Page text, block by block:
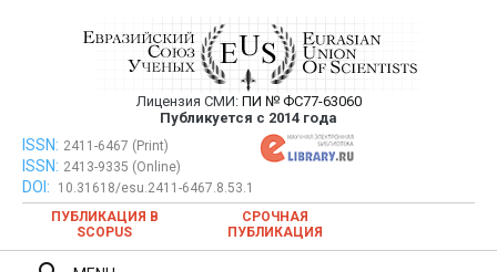
Евразийский Союз Ученых —
публикация научных статей в
ежемесячном научном журнале
Лицензия СМИ: ПИ № ФС77-63060
Публикуется с 2014 года
Евразийский Союз Ученых — публикация научных статей в
ежемесячном научном журнале
ISSN: 2411-6467 (Print)
ISSN: 2413-9335 (Online)
DOI:
10.31618/esu.2411-6467.8.53.1
ПУБЛИКАЦИЯ В
SCOPUS
СРОЧНАЯ
ПУБЛИКАЦИЯ